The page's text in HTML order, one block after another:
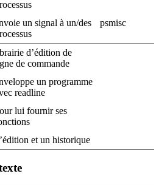
un signal à un/des
psmisc
d’édition de
de commande
un programme
readline
lui fournir ses
et un historique